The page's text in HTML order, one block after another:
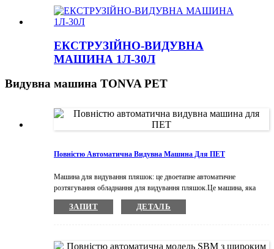
ЕКСТРУЗІЙНО-ВИДУВНА
МАШИНА 1Л-30Л
Видувна машина TONVA PET
Повністю Автоматична Видувна Машина Для ПЕТ
Машина для видування пляшок: це двоетапне автоматичне
розтягування обладнання для видування пляшок.Це машина, яка
видуває пляшки.Найбільш очевидним поясненням є те, що він може
видувати частинки пластику (розм’якшені в рідину) або готові
ЗАПИТ ДЕТАЛЬ